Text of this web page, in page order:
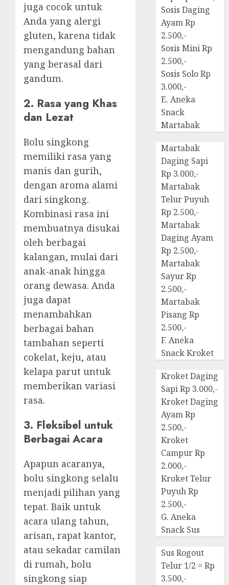
juga cocok untuk
Anda yang alergi
gluten, karena tidak
mengandung bahan
yang berasal dari
gandum.
2. Rasa yang Khas
dan Lezat
Bolu singkong
memiliki rasa yang
manis dan gurih,
dengan aroma alami
dari singkong.
Kombinasi rasa ini
membuatnya disukai
oleh berbagai
kalangan, mulai dari
anak-anak hingga
orang dewasa. Anda
juga dapat
menambahkan
berbagai bahan
tambahan seperti
cokelat, keju, atau
kelapa parut untuk
memberikan variasi
rasa.
3. Fleksibel untuk
Berbagai Acara
Apapun acaranya,
bolu singkong selalu
menjadi pilihan yang
tepat. Baik untuk
acara ulang tahun,
arisan, rapat kantor,
atau sekadar camilan
di rumah, bolu
singkong siap
Sosis Daging
Ayam Rp
2.500,-
Sosis Mini Rp
2.500,-
Sosis Solo Rp
3.000,-
E. Aneka
Snack
Martabak
Martabak
Daging Sapi
Rp 3.000,-
Martabak
Telur Puyuh
Rp 2.500,-
Martabak
Daging Ayam
Rp 2.500,-
Martabak
Sayur Rp
2.500,-
Martabak
Pisang Rp
2.500,-
F. Aneka
Snack Kroket
Kroket Daging
Sapi Rp 3.000,-
Kroket Daging
Ayam Rp
2.500,-
Kroket
Campur Rp
2.000,-
Kroket Telur
Puyuh Rp
2.500,-
G. Aneka
Snack Sus
Sus Rogout
Telur 1/2 = Rp
3.500,-